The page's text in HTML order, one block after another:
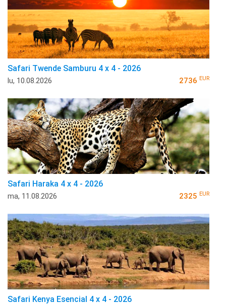
Safari Twende Samburu 4 x 4 - 2026
lu, 10.08.2026 2736 EUR
Safari Haraka 4 x 4 - 2026
ma, 11.08.2026 2325 EUR
Safari Kenya Esencial 4 x 4 - 2026